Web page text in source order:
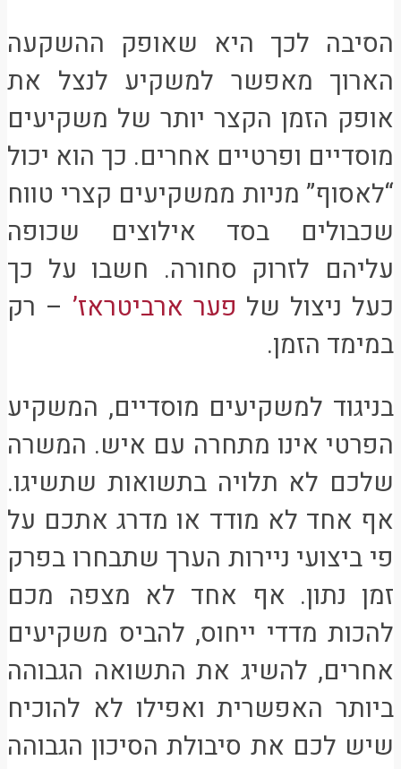
הסיבה לכך היא שאופק ההשקעה
הארוך מאפשר למשקיע לנצל את
אופק הזמן הקצר יותר של משקיעים
מוסדיים ופרטיים אחרים. כך הוא יכול
“לאסוף” מניות ממשקיעים קצרי טווח
שכבולים בסד אילוצים שכופה
עליהם לזרוק סחורה. חשבו על כך
כעל ניצול של פער ארביטראז’ – רק
במימד הזמן.
בניגוד למשקיעים מוסדיים, המשקיע
הפרטי אינו מתחרה עם איש. המשרה
שלכם לא תלויה בתשואות שתשיגו.
אף אחד לא מודד או מדרג אתכם על
פי ביצועי ניירות הערך שתבחרו בפרק
זמן נתון. אף אחד לא מצפה מכם
להכות מדדי ייחוס, להביס משקיעים
אחרים, להשיג את התשואה הגבוהה
ביותר האפשרית ואפילו לא להוכיח
שיש לכם את סיבולת הסיכון הגבוהה